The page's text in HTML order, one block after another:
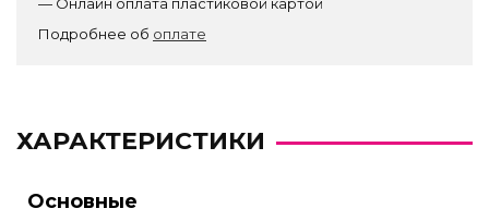
Подробнее об оплате
ХАРАКТЕРИСТИКИ
Основные